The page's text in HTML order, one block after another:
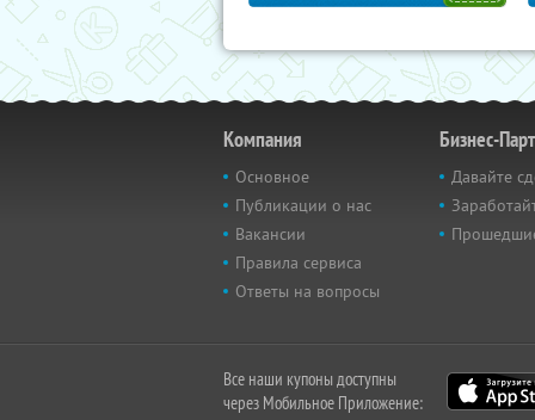
Компания
Основное
Публикации о нас
Вакансии
Правила сервиса
Ответы на вопросы
Бизнес-
Давайте
Все наши купоны доступны
через Мобильное Приложение: